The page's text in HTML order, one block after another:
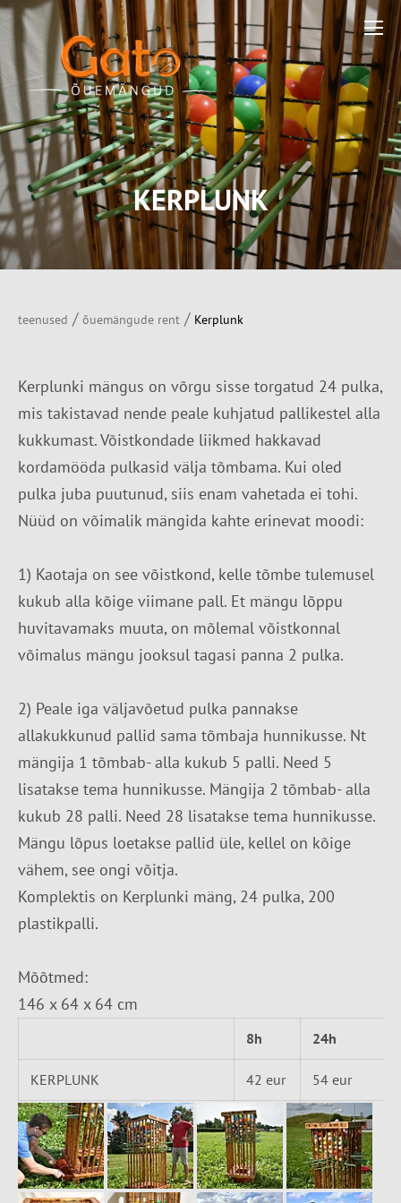
KERPLUNK
teenused / õuemängude rent / Kerplunk
Kerplunki mängus on võrgu sisse torgatud 24 pulka,
mis takistavad nende peale kuhjatud pallikestel alla
kukkumast. Võistkondade liikmed hakkavad
kordamööda pulkasid välja tõmbama. Kui oled
pulka juba puutunud, siis enam vahetada ei tohi.
Nüüd on võimalik mängida kahte erinevat moodi:
1) Kaotaja on see võistkond, kelle tõmbe tulemusel
kukub alla kõige viimane pall. Et mängu lõppu
huvitavamaks muuta, on mõlemal võistkonnal
võimalus mängu jooksul tagasi panna 2 pulka.
2) Peale iga väljavõetud pulka pannakse
allakukkunud pallid sama tõmbaja hunnikusse. Nt
mängija 1 tõmbab- alla kukub 5 palli. Need 5
lisatakse tema hunnikusse. Mängija 2 tõmbab- alla
kukub 28 palli. Need 28 lisatakse tema hunnikusse.
Mängu lõpus loetakse pallid üle, kellel on kõige
vähem, see ongi võitja.
Komplektis on Kerplunki mäng, 24 pulka, 200
plastikpalli.
Mõõtmed:
146 x 64 x 64 cm
8h 24h
KERPLUNK 42 eur 54 eur